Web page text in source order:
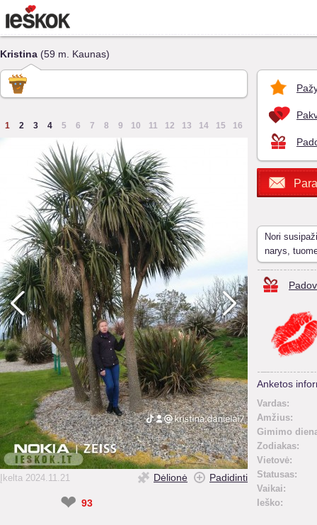
Kristina (59 m. Kaunas)
1 2 3 4 5 6 7 8 9 10 11 12 13 14 15 16
Įkelta 2024.11.21 Dėlionė Padidinti
❤ 93
Nori
narys,
Anketos
Vardas:
Amžius:
Gimimo
Zodiakas:
Vietovė:
Statusas:
Vaikai:
Ieško: